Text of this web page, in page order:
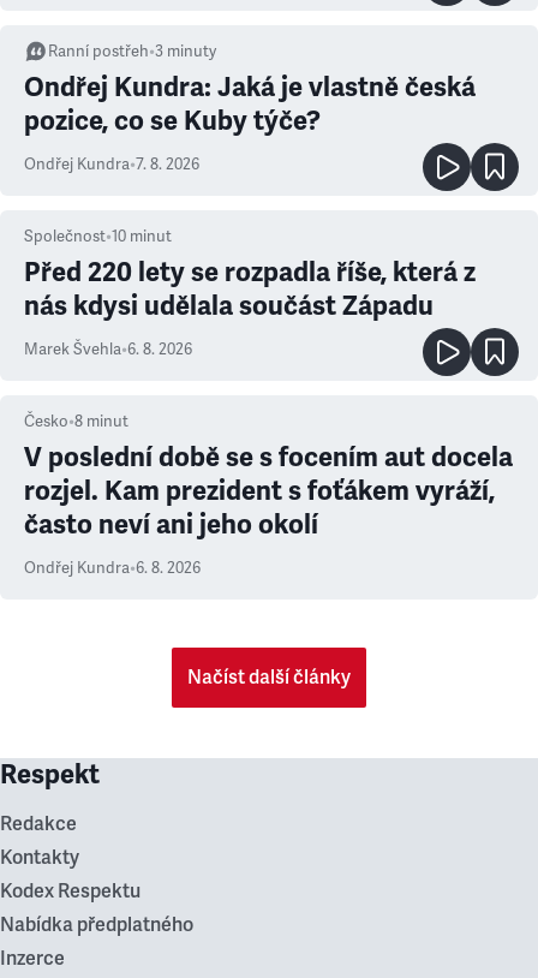
Ranní postřeh•3 minuty
Ondřej Kundra: Jaká je vlastně česká
pozice, co se Kuby týče?
Ondřej Kundra•7. 8. 2026
Společnost•10 minut
Před 220 lety se rozpadla říše, která z
nás kdysi udělala součást Západu
Marek Švehla•6. 8. 2026
Česko•8 minut
V poslední době se s focením aut docela
rozjel. Kam prezident s foťákem vyráží,
často neví ani jeho okolí
Ondřej Kundra•6. 8. 2026
Načíst další články
Respekt
Redakce
Kontakty
Kodex Respektu
Nabídka předplatného
Inzerce